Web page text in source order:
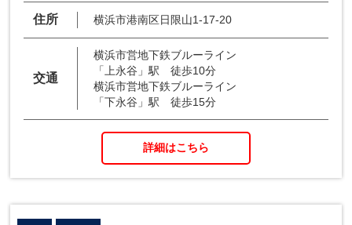
住所 横浜市港南区日限山1-17-20
交通
横浜市営地下鉄ブルーライン
「上永谷」駅 徒歩10分
横浜市営地下鉄ブルーライン
「下永谷」駅 徒歩15分
詳細はこちら